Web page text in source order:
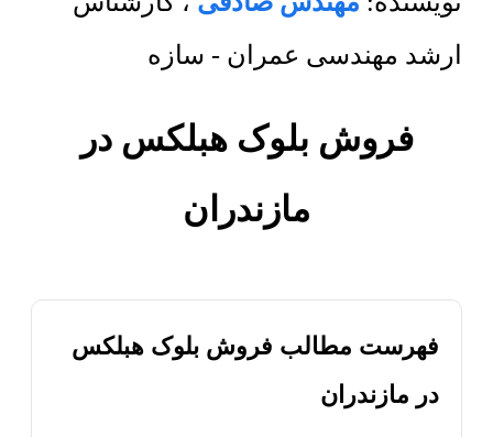
ارشد مهندسی عمران - سازه
فروش بلوک هبلکس در
مازندران
فهرست مطالب فروش بلوک هبلکس
در مازندران